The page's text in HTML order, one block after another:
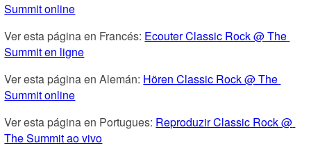
Summit online
Ver esta página en Francés: Ecouter Classic Rock @ The
Summit en ligne
Ver esta página en Alemán: Hören Classic Rock @ The
Summit online
Ver esta página en Portugues: Reproduzir Classic Rock @
The Summit ao vivo